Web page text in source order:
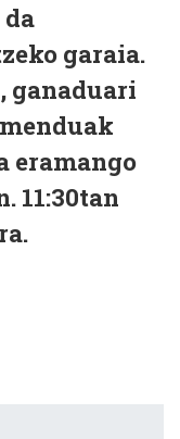
garaia.
ganaduari
eramango
11:30tan